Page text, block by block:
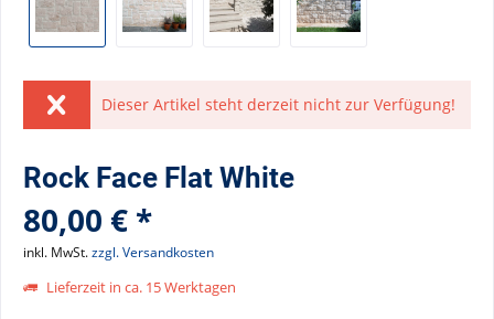
Dieser Artikel steht derzeit nicht zur Verfügung!
Rock Face Flat White
80,00 € *
inkl. MwSt.zzgl. Versandkosten
Lieferzeit in ca. 15 Werktagen